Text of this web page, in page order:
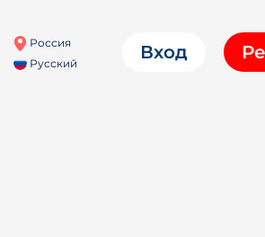
Россия
Русский
Вход